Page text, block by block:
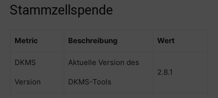
Stammzellspende
Metric Beschreibung Wert
DKMS
Version
Aktuelle Version des
DKMS-Tools
2.8.1